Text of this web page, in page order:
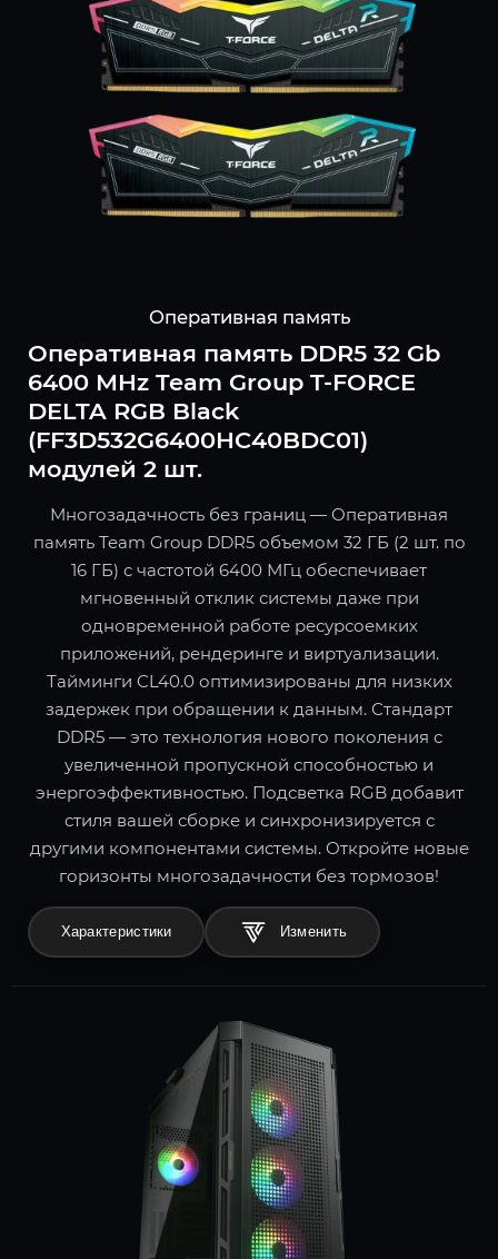
Оперативная память
Оперативная память DDR5 32 Gb
6400 MHz Team Group T-FORCE
DELTA RGB Black
(FF3D532G6400HC40BDC01)
модулей 2 шт.
Многозадачность без границ — Оперативная
память Team Group DDR5 объемом 32 ГБ (2 шт. по
16 ГБ) с частотой 6400 МГц обеспечивает
мгновенный отклик системы даже при
одновременной работе ресурсоемких
приложений, рендеринге и виртуализации.
Тайминги CL40.0 оптимизированы для низких
задержек при обращении к данным. Стандарт
DDR5 — это технология нового поколения с
увеличенной пропускной способностью и
энергоэффективностью. Подсветка RGB добавит
стиля вашей сборке и синхронизируется с
другими компонентами системы. Откройте новые
горизонты многозадачности без тормозов!
Характеристики